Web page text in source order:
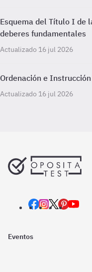
Esquema del Título I de
deberes fundamentales
Actualizado 16 jul 2026
Ordenación e
Actualizado 16 jul 2026
Eventos